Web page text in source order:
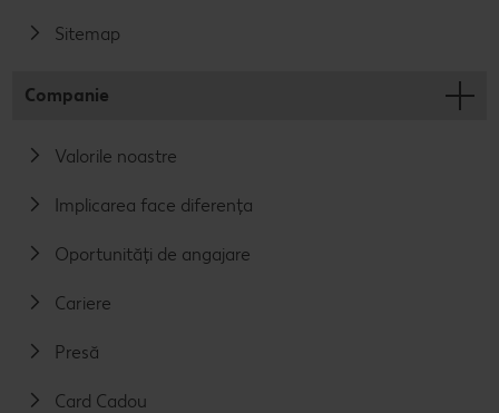
Sitemap
Companie
Valorile noastre
Implicarea face diferența
Oportunități de angajare
Cariere
Presă
Card Cadou